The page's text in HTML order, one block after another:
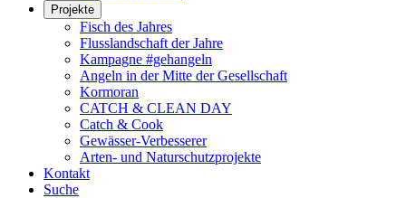
Projekte
Fisch des Jahres
Flusslandschaft der Jahre
Kampagne #gehangeln
Angeln in der Mitte der Gesellschaft
Kormoran
CATCH & CLEAN DAY
Catch & Cook
Gewässer-Verbesserer
Arten- und Naturschutzprojekte
Kontakt
Suche